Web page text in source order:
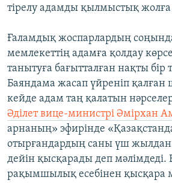
тірелу адамды қылмыстық жолға
Ғаламдық жоспарлардың
мемлекеттің адамға қолдау
танытуға бағытталған нақты бір
Баяндама жасап үйреніп қалған
кейде адам таң қалатын
Әділет вице-министрі Әмірхан
арнаның» эфирінде
отырғандардың саны үш жылдан
дейін қысқарады деп мәлімдеді.
рақымшылық есебінен қысқара